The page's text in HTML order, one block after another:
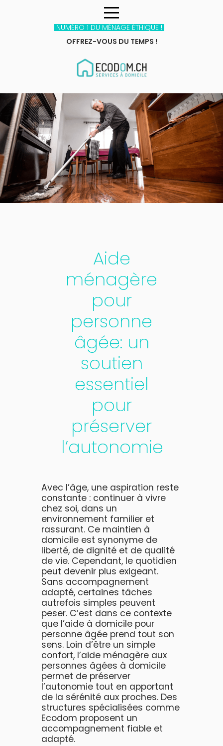
NUMÉRO 1 DU MÉNAGE ÉTHIQUE !
OFFREZ-VOUS DU TEMPS !
Aide
ménagère
pour
personne
âgée: un
soutien
essentiel
pour
préserver
l’autonomie
Avec l’âge, une aspiration reste
constante : continuer à vivre
chez soi, dans un
environnement familier et
rassurant. Ce maintien à
domicile est synonyme de
liberté, de dignité et de qualité
de vie. Cependant, le quotidien
peut devenir plus exigeant.
Sans accompagnement
adapté, certaines tâches
autrefois simples peuvent
peser. C’est dans ce contexte
que l’aide à domicile pour
personne âgée prend tout son
sens. Loin d’être un simple
confort, l’aide ménagère aux
personnes âgées à domicile
permet de préserver
l’autonomie tout en apportant
de la sérénité aux proches. Des
structures spécialisées comme
Ecodom proposent un
accompagnement fiable et
adapté.